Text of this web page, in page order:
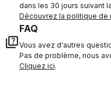
dans les 30 jours suivant
Découvrez la politique de
quiz
FAQ
Vous avez d'autres
Pas de problème, nous
Cliquez ici.